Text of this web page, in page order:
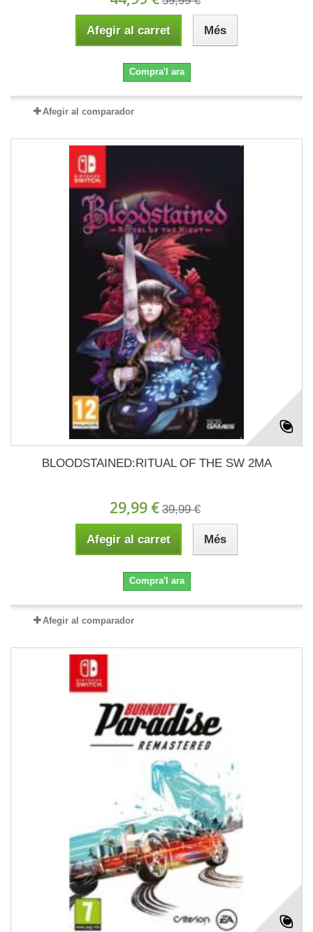
Afegir al carret Més
Compra'l ara
Afegir al comparador
BLOODSTAINED:RITUAL OF THE SW 2MA
29,99 € 39,99 €
Afegir al carret Més
Compra'l ara
Afegir al comparador